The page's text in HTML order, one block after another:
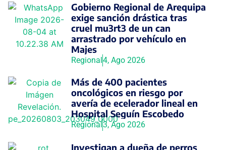
Gobierno Regional de Arequipa
exige sanción drástica tras
cruel mu3rt3 de un can
arrastrado por vehículo en
Majes
Regional4, Ago 2026
Más de 400 pacientes
oncológicos en riesgo por
avería de ecelerador lineal en
Hospital Seguín Escobedo
Regional3, Ago 2026
Investigan a dueña de perros